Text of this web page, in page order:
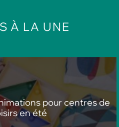
À LA UNE
pour centres de
en été